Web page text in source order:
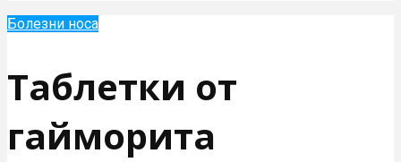
Болезни носа
Таблетки от
гайморита